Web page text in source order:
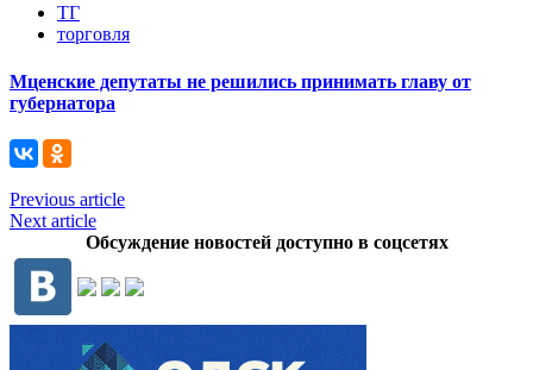
ТГ
торговля
Мценские депутаты не решились принимать главу от
губернатора
Previous article
Next article
Обсуждение новостей доступно в соцсетях